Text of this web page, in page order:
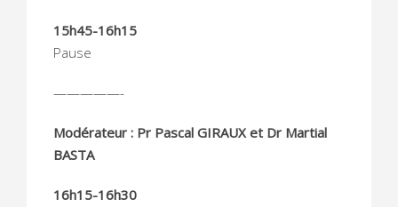
15h45-16h15
Pause
—————-
Modérateur : Pr Pascal GIRAUX et Dr Martial
BASTA
16h15-16h30